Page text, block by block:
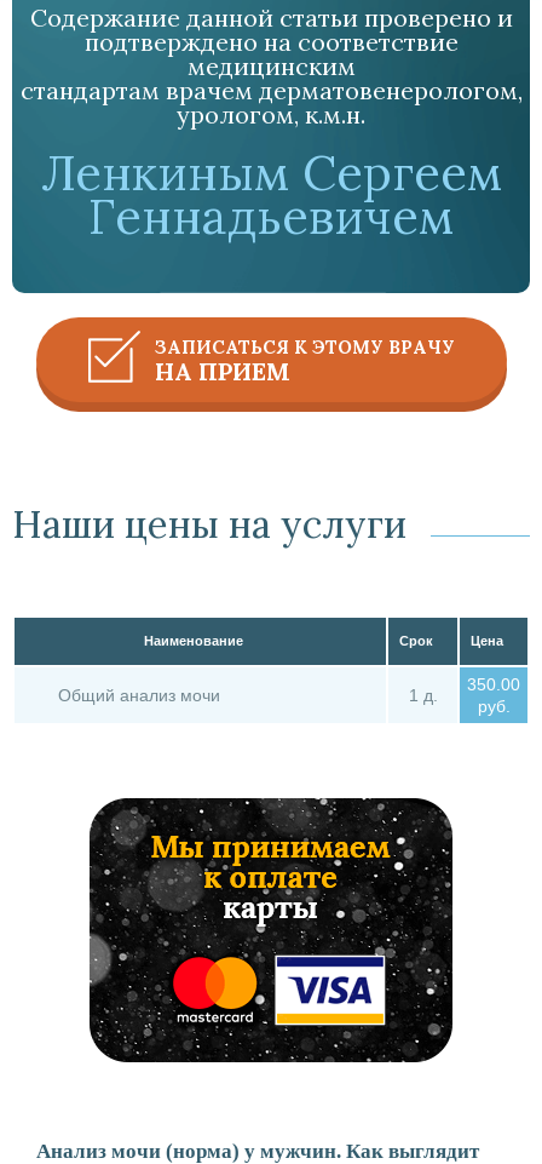
Содержание данной статьи проверено и
подтверждено на соответствие
медицинским
стандартам врачем дерматовенерологом,
урологом, к.м.н.
Ленкиным Сергеем
Геннадьевичем
ЗАПИСАТЬСЯ К ЭТОМУ ВРАЧУ
НА ПРИЕМ
Наши цены на услуги
Наименование Срок Цена
Общий анализ мочи 1 д.
350.00
руб.
Анализ мочи (норма) у мужчин. Как выглядит